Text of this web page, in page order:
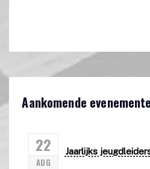
Aankomende
22
AUG
Jaarlijks